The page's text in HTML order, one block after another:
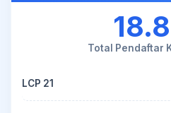
Total Pendaftar
LCP 21